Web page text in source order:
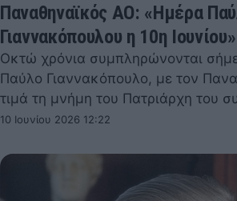
Παναθηναϊκός ΑΟ: «Ημέρα
Γιαννακόπουλου η 10η Ιουνίου»
Οκτώ χρόνια συμπληρώνονται
Παύλο Γιαννακόπουλο, με τον
τιμά τη μνήμη του Πατριάρχη του
10 Ιουνίου 2026 12:22